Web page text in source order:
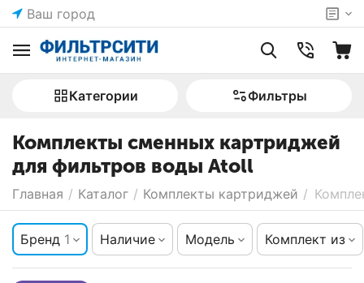
Ваш город
Категории Фильтры
Комплекты сменных картриджей
для фильтров воды Atoll
Главная / Каталог / Комплекты картриджей /
Бренд 1 Наличие Модель Комплект из